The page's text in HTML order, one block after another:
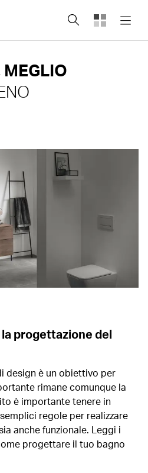
Cerca
MEGLIO
progettazione del
design è un obiettivo per
rimane comunque la
è importante tenere in
regole per realizzare
anche funzionale. Leggi i
progettare il tuo bagno